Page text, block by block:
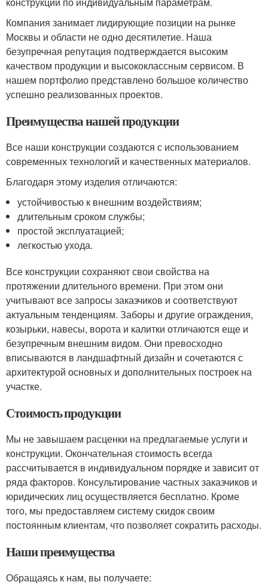
Компания занимает лидирующие позиции на рынке
Москвы и области не одно десятилетие. Наша
безупречная репутация подтверждается высоким
качеством продукции и высококлассным сервисом. В
нашем портфолио представлено большое количество
успешно реализованных проектов.
Преимущества нашей продукции
Все наши конструкции создаются с использованием
современных технологий и качественных материалов.
Благодаря этому изделия отличаются:
устойчивостью к внешним воздействиям;
длительным сроком службы;
простой эксплуатацией;
легкостью ухода.
Все конструкции сохраняют свои свойства на
протяжении длительного времени. При этом они
учитывают все запросы заказчиков и соответствуют
актуальным тенденциям. Заборы и другие ограждения,
козырьки, навесы, ворота и калитки отличаются еще и
безупречным внешним видом. Они превосходно
вписываются в ландшафтный дизайн и сочетаются с
архитектурой основных и дополнительных построек на
участке.
Стоимость продукции
Мы не завышаем расценки на предлагаемые услуги и
конструкции. Окончательная стоимость всегда
рассчитывается в индивидуальном порядке и зависит от
ряда факторов. Консультирование частных заказчиков и
юридических лиц осуществляется бесплатно. Кроме
того, мы предоставляем систему скидок своим
постоянным клиентам, что позволяет сократить расходы.
Наши преимущества
Обращаясь к нам, вы получаете: